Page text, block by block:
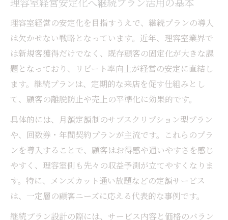
は
固定客化を促す理容室のサービス設計ポイ
ント
理容室経営で重要なカウンセリングの活用
法
理容室で実践できるリピート率向上習慣
継続プランで実現する安定した店舗経営
理容室継続プランがもたらす経営安定効果
理容室のリピート率向上による売上増加策
安定収益を目指す理容室の料金設計戦略
理容室オーナーの年収安定化を図るポイン
ト
理容室経営の安定化を目指すうえで、継続プランの導入
は欠かせない戦略となっています。近年、理容室業界で
は新規客獲得だけでなく、既存顧客の固定化が大きな課
題となっており、リピート率向上が経営の安定に直結し
ます。継続プランは、定期的な来店を促す仕組みとし
て、顧客の離脱防止や売上の平準化に効果的です。
具体的には、月額定額制のサブスクリプション型プラン
や、回数券・年間契約プランが主流です。これらのプラ
ンを導入することで、顧客はお得感や通いやすさを感じ
やすく、理容室側も先々の収益予測が立てやすくなりま
す。特に、メンズカット通い放題などの定額サービス
は、一定層の顧客ニーズに応える代表的な事例です。
継続プラン設計の際には、サービス内容と価格のバラン